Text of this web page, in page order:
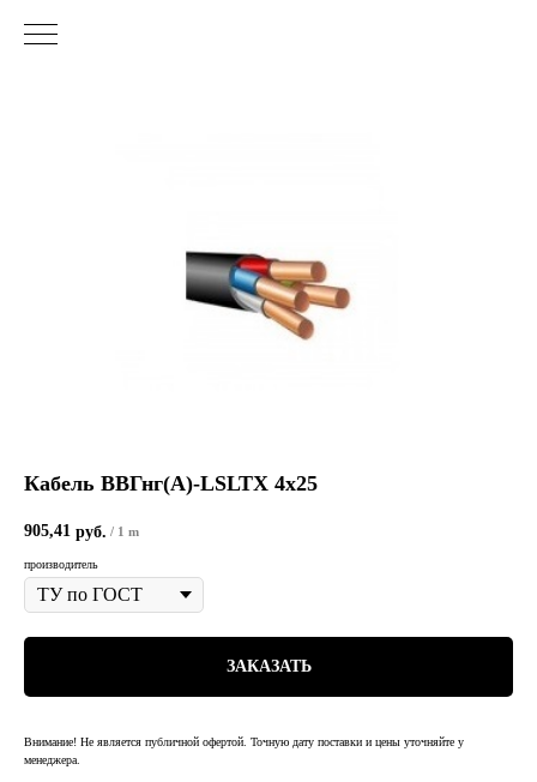
Кабель ВВГнг(А)-LSLTХ 4х25
905,41 руб. / 1 m
производитель
ЗАКАЗАТЬ
Внимание! Не является публичной офертой. Точную дату поставки и цены уточняйте у
менеджера.